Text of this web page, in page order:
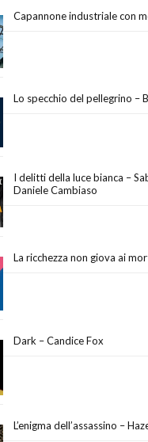
Capannone industriale con
Lo specchio del pellegrino –
I delitti della luce bianca –
Daniele Cambiaso
La ricchezza non giova ai
Dark – Candice Fox
L’enigma dell’assassino –